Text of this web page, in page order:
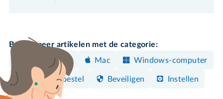
Bekijk meer artikelen met de categorie:
iPhone/iPad
Mac Windows-computer
Android-toestel Beveiligen Instellen